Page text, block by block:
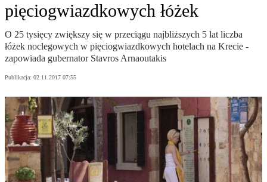
pięciogwiazdkowych łóżek
O 25 tysięcy zwiększy się w przeciągu najbliższych 5 lat liczba
łóżek noclegowych w pięciogwiazdkowych hotelach na Krecie -
zapowiada gubernator Stavros Arnaoutakis
Publikacja: 02.11.2017 07:55